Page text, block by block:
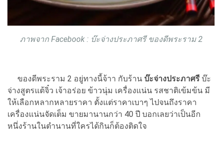
ภาพจาก Facebook : บ๊ะจ่างประภาศรี ของดีพระราม 2
ของดีพระราม 2 อยู่ทางนี้จ้าา กับร้าน บ๊ะจ่างประภาศรี บ๊ะ
จ่างสูตรแต้จิ๋ว เจ้าอร่อย ข้าวนุ่ม เครื่องแน่น รสชาติเข้มข้น มี
ให้เลือกหลากหลายราคา ตั้งแต่ราคาเบาๆ ไปจนถึงราคา
เครื่องแน่นจัดเต็ม ขายมานานกว่า 40 ปี บอกเลยว่าเป็นอีก
หนึ่งร้านในตำนานที่ใครได้กินก็ต้องติดใจ